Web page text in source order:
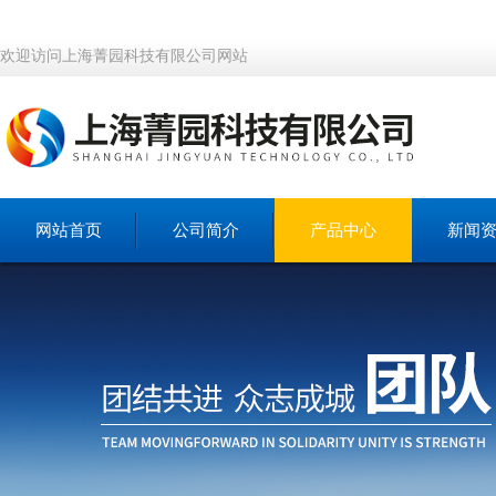
欢迎访问上海菁园科技有限公司网站
网站首页 公司简介 产品中心 新闻